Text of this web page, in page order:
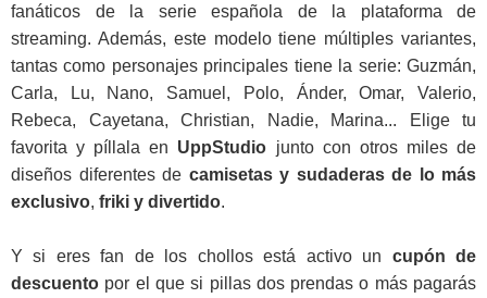
fanáticos de la serie española de la plataforma de
streaming. Además, este modelo tiene múltiples variantes,
tantas como personajes principales tiene la serie: Guzmán,
Carla, Lu, Nano, Samuel, Polo, Ánder, Omar, Valerio,
Rebeca, Cayetana, Christian, Nadie, Marina... Elige tu
favorita y píllala en UppStudio junto con otros miles de
diseños diferentes de camisetas y sudaderas de lo más
exclusivo, friki y divertido.
Y si eres fan de los chollos está activo un cupón de
descuento por el que si pillas dos prendas o más pagarás